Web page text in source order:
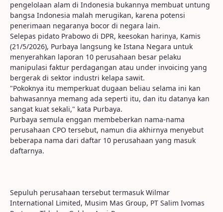
pengelolaan alam di Indonesia bukannya membuat untung
bangsa Indonesia malah merugikan, karena potensi
penerimaan negaranya bocor di negara lain.
Selepas pidato Prabowo di DPR, keesokan harinya, Kamis
(21/5/2026), Purbaya langsung ke Istana Negara untuk
menyerahkan laporan 10 perusahaan besar pelaku
manipulasi faktur perdagangan atau under invoicing yang
bergerak di sektor industri kelapa sawit.
"Pokoknya itu memperkuat dugaan beliau selama ini kan
bahwasannya memang ada seperti itu, dan itu datanya kan
sangat kuat sekali," kata Purbaya.
Purbaya semula enggan membeberkan nama-nama
perusahaan CPO tersebut, namun dia akhirnya menyebut
beberapa nama dari daftar 10 perusahaan yang masuk
daftarnya.
Sepuluh perusahaan tersebut termasuk Wilmar
International Limited, Musim Mas Group, PT Salim Ivomas